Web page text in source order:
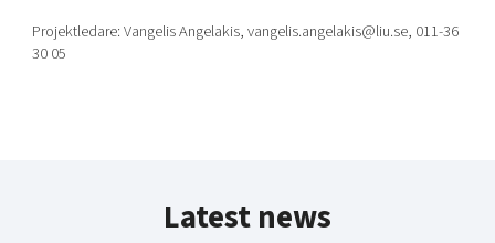
Projektledare: Vangelis Angelakis, vangelis.angelakis@liu.se, 011-36
30 05
Latest news